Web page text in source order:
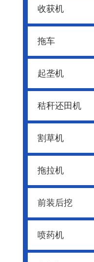
收获机
拖车
起垄机
秸秆还田机
割草机
拖拉机
前装后挖
喷药机